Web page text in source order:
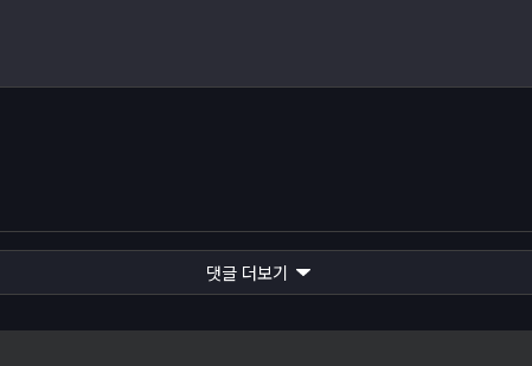
댓글 더보기